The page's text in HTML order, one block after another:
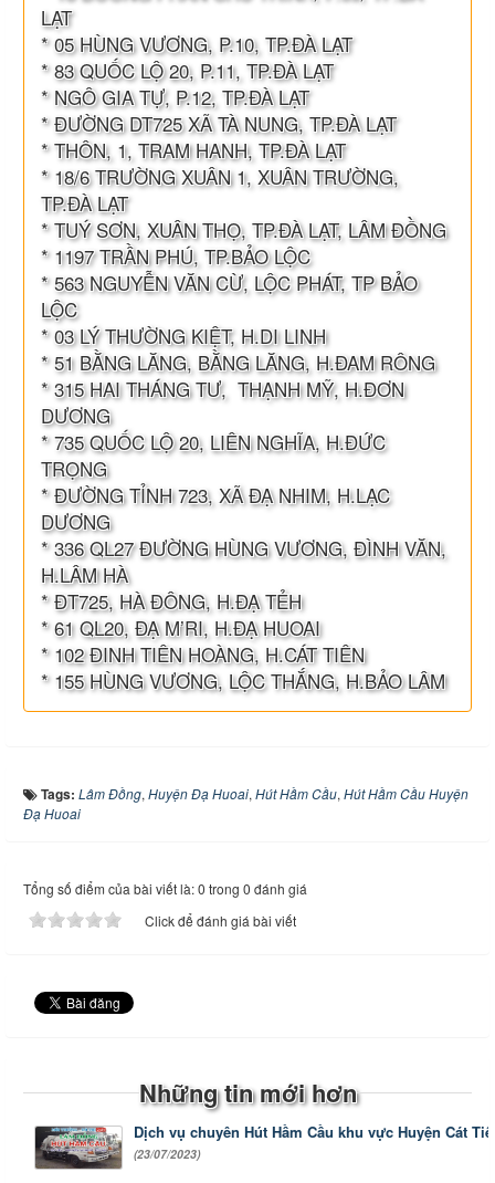
LẠT
* 05 HÙNG VƯƠNG, P.10, TP.ĐÀ LẠT
* 83 QUỐC LỘ 20, P.11, TP.ĐÀ LẠT
* NGÔ GIA TỰ, P.12, TP.ĐÀ LẠT
* ĐƯỜNG DT725 XÃ TÀ NUNG, TP.ĐÀ LẠT
* THÔN, 1, TRAM HANH, TP.ĐÀ LẠT
* 18/6 TRƯỜNG XUÂN 1, XUÂN TRƯỜNG,
TP.ĐÀ LẠT
* TUÝ SƠN, XUÂN THỌ, TP.ĐÀ LẠT, LÂM ĐỒNG
* 1197 TRẦN PHÚ, TP.BẢO LỘC
* 563 NGUYỄN VĂN CỪ, LỘC PHÁT, TP BẢO
LỘC
* 03 LÝ THƯỜNG KIỆT, H.DI LINH
* 51 BẰNG LĂNG, BẰNG LĂNG, H.ĐAM RÔNG
* 315 HAI THÁNG TƯ, THẠNH MỸ, H.ĐƠN
DƯƠNG
* 735 QUỐC LỘ 20, LIÊN NGHĨA, H.ĐỨC
TRỌNG
* ĐƯỜNG TỈNH 723, XÃ ĐẠ NHIM, H.LẠC
DƯƠNG
* 336 QL27 ĐƯỜNG HÙNG VƯƠNG, ĐÌNH VĂN,
H.LÂM HÀ
* ĐT725, HÀ ĐÔNG, H.ĐẠ TẺH
* 61 QL20, ĐẠ M’RI, H.ĐẠ HUOAI
* 102 ĐINH TIÊN HOÀNG, H.CÁT TIÊN
* 155 HÙNG VƯƠNG, LỘC THẮNG, H.BẢO LÂM
Tags: Lâm Đồng, Huyện Đạ Huoai, Hút Hầm Cầu, Hút Hầm Cầu Huyện
Đạ Huoai
Tổng số điểm của bài viết là: 0 trong 0 đánh giá
Click để đánh giá bài viết
Những tin mới hơn
Dịch vụ chuyên Hút Hầm Cầu khu vực Huyện Cát
(23/07/2023)